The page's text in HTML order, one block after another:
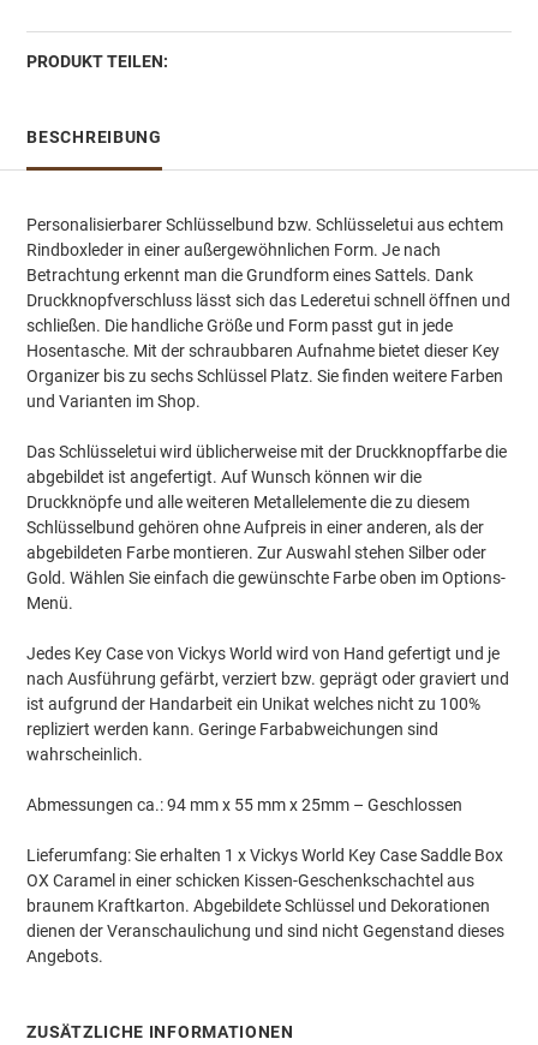
Menge
PRODUKT TEILEN:
BESCHREIBUNG
Personalisierbarer Schlüsselbund bzw. Schlüsseletui aus echtem
Rindboxleder in einer außergewöhnlichen Form. Je nach
Betrachtung erkennt man die Grundform eines Sattels. Dank
Druckknopfverschluss lässt sich das Lederetui schnell öffnen und
schließen. Die handliche Größe und Form passt gut in jede
Hosentasche. Mit der schraubbaren Aufnahme bietet dieser Key
Organizer bis zu sechs Schlüssel Platz. Sie finden weitere Farben
und Varianten im Shop.
Das Schlüsseletui wird üblicherweise mit der Druckknopffarbe die
abgebildet ist angefertigt. Auf Wunsch können wir die
Druckknöpfe und alle weiteren Metallelemente die zu diesem
Schlüsselbund gehören ohne Aufpreis in einer anderen, als der
abgebildeten Farbe montieren. Zur Auswahl stehen Silber oder
Gold. Wählen Sie einfach die gewünschte Farbe oben im Options-
Menü.
Jedes Key Case von Vickys World wird von Hand gefertigt und je
nach Ausführung gefärbt, verziert bzw. geprägt oder graviert und
ist aufgrund der Handarbeit ein Unikat welches nicht zu 100%
repliziert werden kann. Geringe Farbabweichungen sind
wahrscheinlich.
Abmessungen ca.: 94 mm x 55 mm x 25mm – Geschlossen
Lieferumfang: Sie erhalten 1 x Vickys World Key Case Saddle Box
OX Caramel in einer schicken Kissen-Geschenkschachtel aus
braunem Kraftkarton. Abgebildete Schlüssel und Dekorationen
dienen der Veranschaulichung und sind nicht Gegenstand dieses
Angebots.
ZUSÄTZLICHE INFORMATIONEN